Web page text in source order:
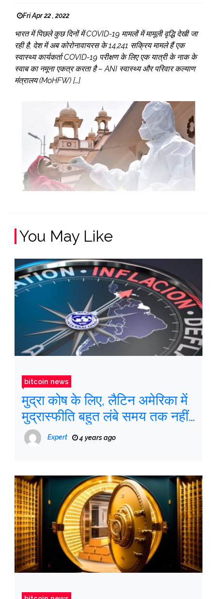
Fri Apr 22 , 2022
भारत में पिछले कुछ दिनों में COVID-19 मामलों में मामूली वृद्धि देखी जा
रही है, देश में अब कोरोनावायरस के 14,241 सक्रिय मामले हैं एक
स्वास्थ्य कार्यकर्ता COVID-19 परीक्षण के लिए एक यात्री के नाक के
स्वाब का नमूना एकत्र करता है – ANI स्वास्थ्य और परिवार कल्याण
मंत्रालय (MoHFW) […]
You May Like
bitcoin news
मुद्रा कोष के लिए, लैटिन अमेरिका में
मुद्रास्फीति बहुत लंबे समय तक नहीं
रहेगी
Expert 4 years ago